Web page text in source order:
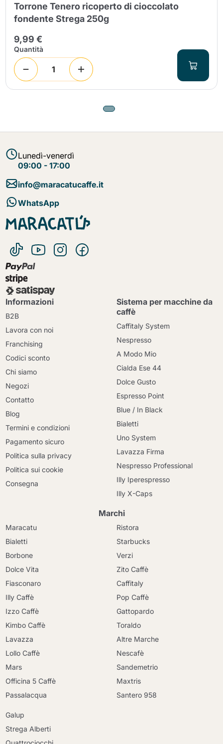
Torrone Tenero ricoperto di cioccolato
fondente Strega 250g
9,99 €
Quantità
Lunedì-venerdì
09:00 - 17:00
info@maracatucaffe.it
WhatsApp
Informazioni
B2B
Lavora con noi
Franchising
Codici sconto
Chi siamo
Negozi
Contatto
Blog
Termini e condizioni
Pagamento sicuro
Politica sulla privacy
Politica sui cookie
Consegna
Sistema per macchine da
caffè
Caffitaly System
Nespresso
A Modo Mio
Cialda Ese 44
Dolce Gusto
Espresso Point
Blue / In Black
Bialetti
Uno System
Lavazza Firma
Nespresso Professional
Illy Iperespresso
Illy X-Caps
Marchi
Maracatu
Bialetti
Borbone
Dolce Vita
Fiasconaro
Illy Caffè
Izzo Caffè
Kimbo Caffè
Lavazza
Lollo Caffè
Mars
Officina 5 Caffè
Passalacqua
Ristora
Starbucks
Verzi
Zito Caffè
Caffitaly
Pop Caffè
Gattopardo
Toraldo
Altre Marche
Nescafè
Sandemetrio
Maxtris
Santero 958
Galup
Strega Alberti